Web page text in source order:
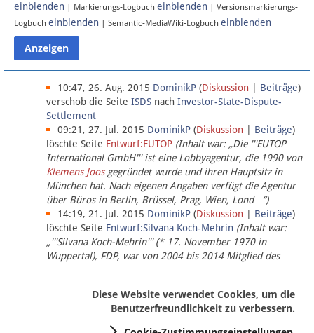
Anmelden
Datenschutz
Über Lobbypedia
Impressum
einblenden | Markierungs-Logbuch einblenden | Versionsmarkierungs-
Logbuch einblenden | Semantic-MediaWiki-Logbuch einblenden
10:47, 26. Aug. 2015 DominikP (Diskussion Beiträge)
verschob die Seite ISDS nach Investor-State-Dispute-
Settlement
09:21, 27. Jul. 2015 DominikP (Diskussion Beiträge)
löschte Seite Entwurf:EUTOP (Inhalt war: „Die '''EUTOP
International GmbH''' ist eine Lobbyagentur, die 1990 von
Klemens Joosgegründet wurde und ihren Hauptsitz in
München hat. Nach eigenen Angaben verfügt die Agentur
über Büros in Berlin, Brüssel, Prag, Wien, Lond…“)
14:19, 21. Jul. 2015 DominikP (Diskussion Beiträge)
löschte Seite Entwurf:Silvana Koch-Mehrin (Inhalt war:
„'''Silvana Koch-Mehrin''' (* 17. November 1970 in
Wuppertal), FDP, war von 2004 bis 2014 Mitglied des
Europäischen Parlaments, seit November 2014 ist sie für
Diese Website verwendet Cookies, um die
Benutzerfreundlichkeit zu verbessern.